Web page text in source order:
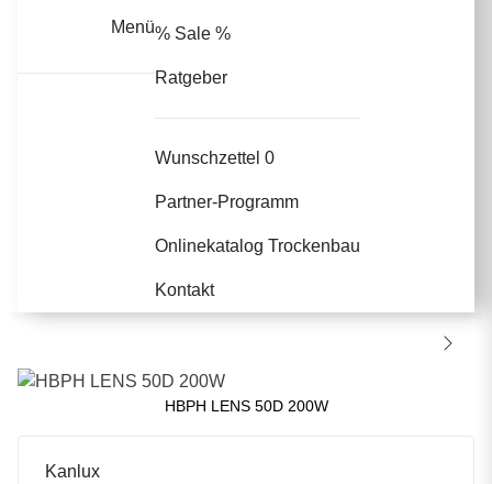
Menü% Sale %
Ratgeber
Wunschzettel 0
Partner-Programm
Onlinekatalog Trockenbau
Kontakt
Kanlux
HBPH LENS 50D 200W